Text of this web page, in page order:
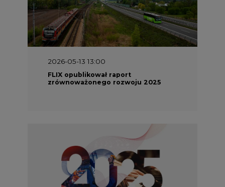
2026-05-13 13:00
FLIX opublikował raport
zrównoważonego rozwoju 2025
2026-05-11 10:30
Emitel prezentuje Raport ESG za